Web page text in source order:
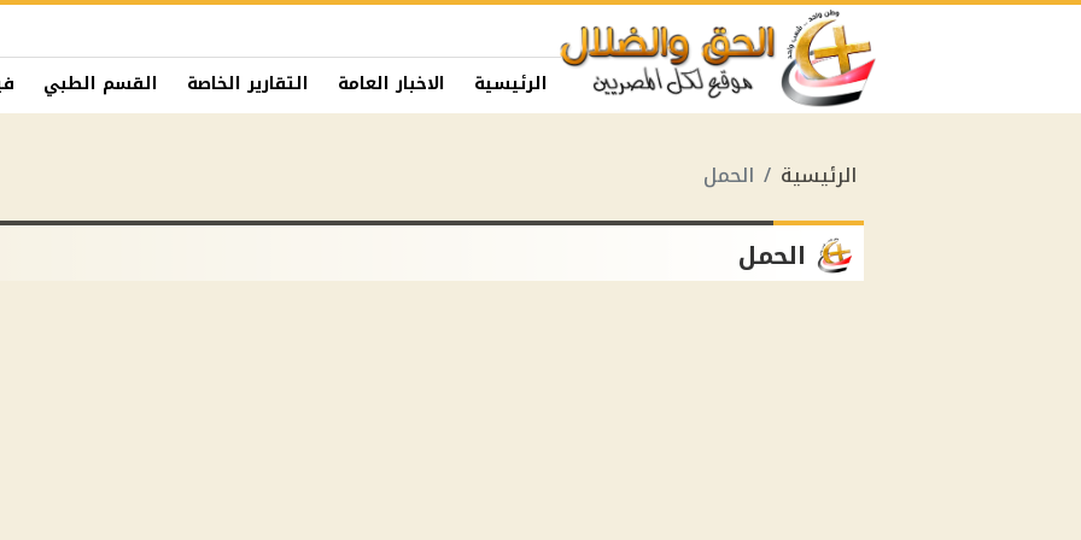
الرئيسية الاخبار العامة التقارير الخاصة القسم الطبي
الرئيسية الحمل
الحمل